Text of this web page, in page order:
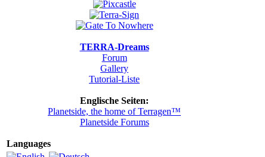
TERRA-Dreams
Forum
Gallery
Tutorial-Liste
Englische Seiten:
Planetside, the home of Terragen™
Planetside Forums
Languages